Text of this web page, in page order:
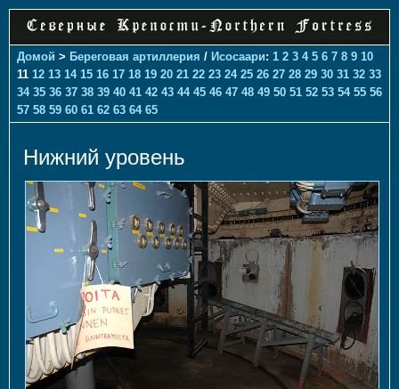
Домой > Береговая артиллерия / Исосаари: 1 2 3 4 5 6 7 8 9 10
11 12 13 14 15 16 17 18 19 20 21 22 23 24 25 26 27 28 29 30 31 32 33
34 35 36 37 38 39 40 41 42 43 44 45 46 47 48 49 50 51 52 53 54 55 56
57 58 59 60 61 62 63 64 65
Нижний уровень